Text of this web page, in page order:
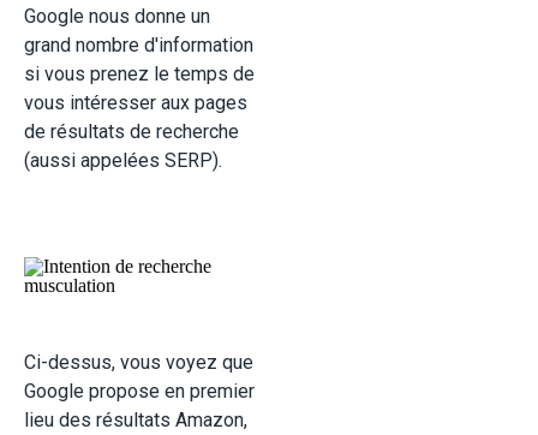
Google nous donne un
grand nombre d'information
si vous prenez le temps de
vous intéresser aux pages
de résultats de recherche
(aussi appelées SERP).
Ci-dessus, vous voyez que
Google propose en premier
lieu des résultats Amazon,